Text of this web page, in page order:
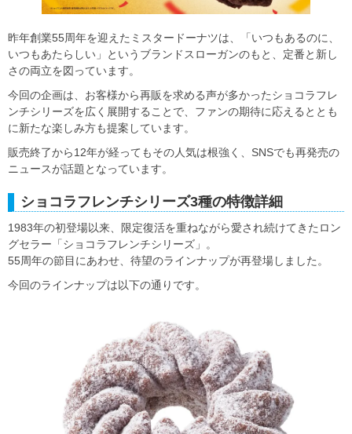
昨年創業55周年を迎えたミスタードーナツは、「いつもあるのに、
いつもあたらしい」というブランドスローガンのもと、定番と新し
さの両立を図っています。
今回の企画は、お客様から再販を求める声が多かったショコラフレ
ンチシリーズを広く展開することで、ファンの期待に応えるととも
に新たな楽しみ方も提案しています。
販売終了から12年が経ってもその人気は根強く、SNSでも再発売の
ニュースが話題となっています。
ショコラフレンチシリーズ3種の特徴詳細
1983年の初登場以来、限定復活を重ねながら愛され続けてきたロン
グセラー「ショコラフレンチシリーズ」。
55周年の節目にあわせ、待望のラインナップが再登場しました。
今回のラインナップは以下の通りです。